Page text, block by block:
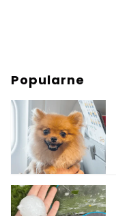
Popularne